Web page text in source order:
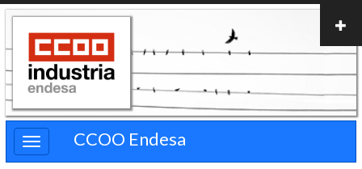
Pasar
contenido
principal
CCOO Endesa